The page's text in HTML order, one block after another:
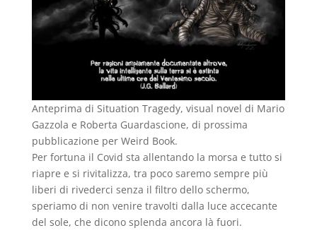
Anteprima di Situation Tragedy, visual novel di Mario
Gazzola e Roberta Guardascione, di prossima
pubblicazione per Weird Book.
Per fortuna il Covid sta allentando la morsa e tutto si
riapre e si rivitalizza, tra poco saremo sempre più
liberi di rivederci senza il filtro dello schermo,
speriamo di non venire travolti dalla luce accecante
del sole, che dicono splenda ancora là fuori.